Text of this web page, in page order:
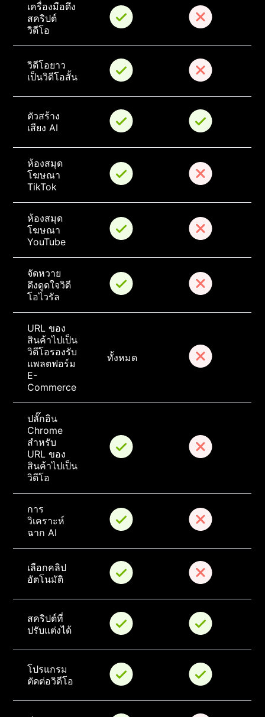
เครื่องมือดึง
สคริปต์
วิดีโอ
วิดีโอยาว
เป็นวิดีโอสั้น
ตัวสร้าง
เสียง AI
ห้องสมุด
โฆษณา
TikTok
ห้องสมุด
โฆษณา
YouTube
จัดหวาย
ดึงดูดใจวิดี
โอไวรัล
URL ของ
สินค้าไปเป็น
วิดีโอรองรับ
แพลตฟอร์ม
E-
Commerce
ทั้งหมด
ปลั๊กอิน
Chrome
สำหรับ
URL ของ
สินค้าไปเป็น
วิดีโอ
การ
วิเคราะห์
ฉาก AI
เลือกคลิป
อัตโนมัติ
สคริปต์ที่
ปรับแต่งได้
โปรแกรม
ตัดต่อวิดีโอ